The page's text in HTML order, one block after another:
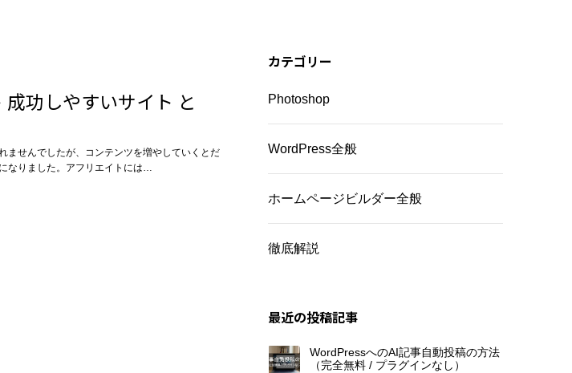
成功しやすいサイト と
ませんでしたが、コンテンツを増やしていくとだ
なりました。アフリエイトには…
カテゴリー
Photoshop
WordPress全般
ホームページビルダー全般
徹底解説
最近の投稿記事
WordPressへのAI記事自動投稿の方法
（完全無料 / プラグインなし）